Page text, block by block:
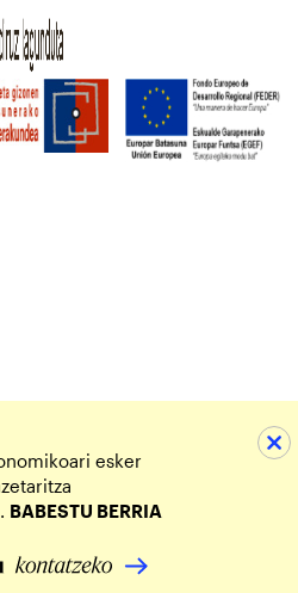
esker
BABESTU BERRIA